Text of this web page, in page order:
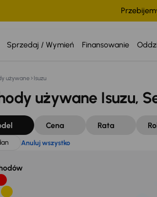
Sprzedaj / Wymień Finansowanie
Anuluj wszystko
używane Isuzu
używane Isuzu,
Cena Rata
Anuluj wszystko